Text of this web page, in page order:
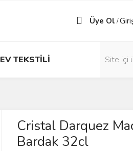
Üye Ol /
EV TEKSTİLİ
Cristal Darquez
Bardak 32cl